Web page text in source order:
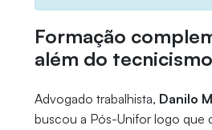
Formação
além do tecnicismo
Advogado trabalhista, Danilo
buscou a Pós-Unifor logo que